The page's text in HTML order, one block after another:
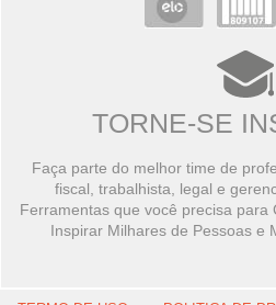
TORNE-SE
Faça parte do melhor time de
fiscal, trabalhista, legal e
Ferramentas que você precisa para
Inspirar Milhares de Pessoas e